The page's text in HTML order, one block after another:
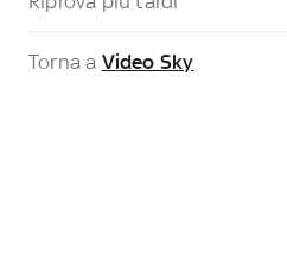
Torna a Video Sky